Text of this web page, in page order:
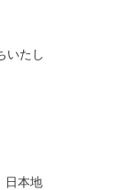
いたし
日本地